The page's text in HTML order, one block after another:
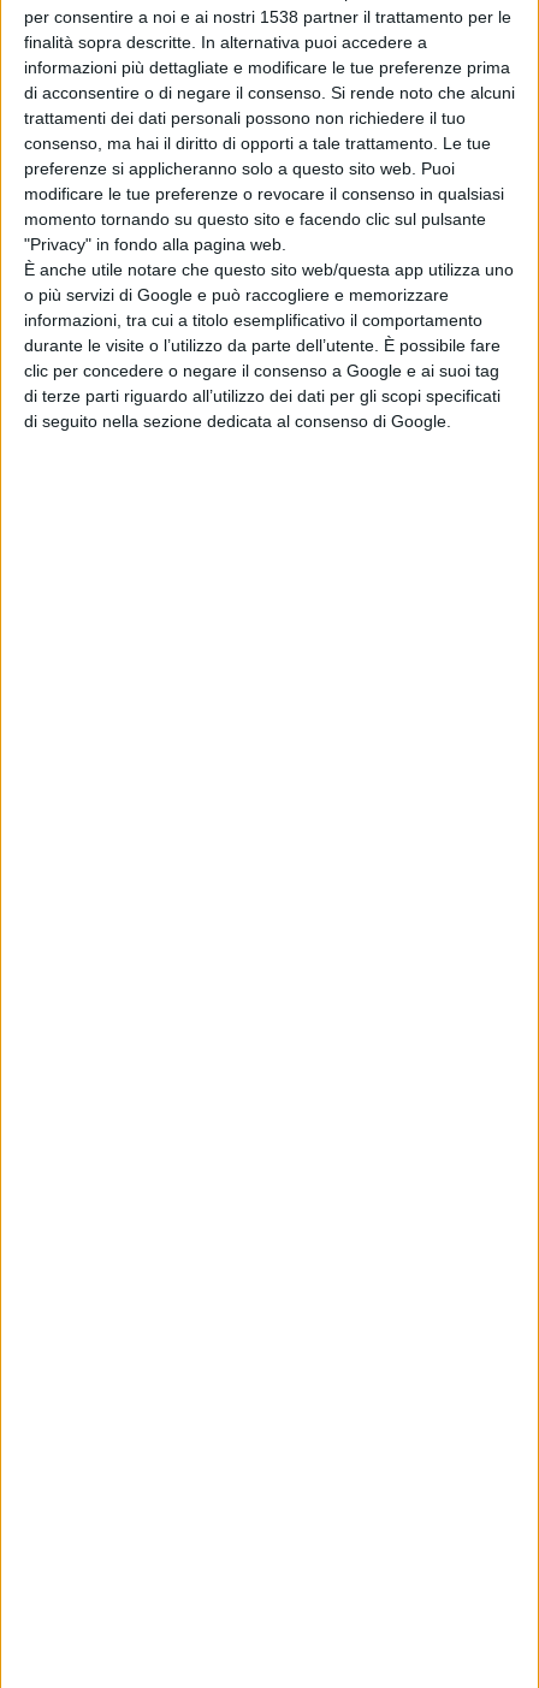
per consentire a noi e ai nostri 1538 partner il trattamento per le
finalità sopra descritte. In alternativa puoi accedere a
informazioni più dettagliate e modificare le tue preferenze prima
di acconsentire o di negare il consenso. Si rende noto che alcuni
trattamenti dei dati personali possono non richiedere il tuo
consenso, ma hai il diritto di opporti a tale trattamento. Le tue
preferenze si applicheranno solo a questo sito web. Puoi
modificare le tue preferenze o revocare il consenso in qualsiasi
momento tornando su questo sito e facendo clic sul pulsante
"Privacy" in fondo alla pagina web.
È anche utile notare che questo sito web/questa app utilizza uno
o più servizi di Google e può raccogliere e memorizzare
informazioni, tra cui a titolo esemplificativo il comportamento
durante le visite o l’utilizzo da parte dell’utente. È possibile fare
clic per concedere o negare il consenso a Google e ai suoi tag
di terze parti riguardo all’utilizzo dei dati per gli scopi specificati
di seguito nella sezione dedicata al consenso di Google.
Incendio discoteca Megà, il titolare: "Mai
ricevuto minacce"
ATTUALITÀ